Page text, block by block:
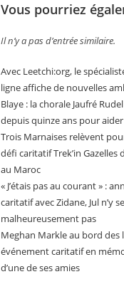
Vous pourriez
Il n’y a pas d’entrée similaire.
Avec Leetchi:org, le
ligne affiche de nouvelles
Blaye : la chorale Jaufré
depuis quinze ans pour
Trois Marnaises relèvent
défi caritatif Trek’in Gazelles
au Maroc
« J’étais pas au courant » :
caritatif avec Zidane, Jul n’y
malheureusement pas
Meghan Markle au bord des
événement caritatif en
d’une de ses amies